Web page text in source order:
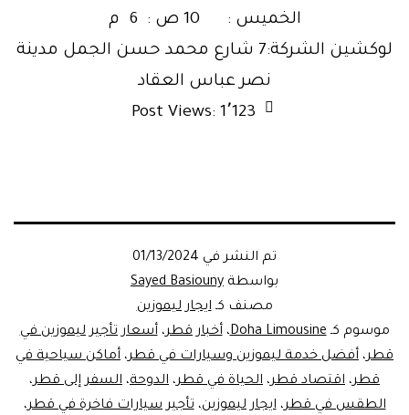
الخميس : 10 ص : 6 م
لوكشين الشركة:7 شارع محمد حسن الجمل مدينة
نصر عباس العقاد
Post Views: 1٬123
تم النشر في 01/13/2024
بواسطة Sayed Basiouny
مصنف كـايجار ليموزين
موسوم كـDoha Limousine،أخبار قطر،أسعار تأجير ليموزين في
قطر، أفضل خدمة ليموزين وسيارات في قطر، أماكن سياحية في
قطر، اقتصاد قطر، الحياة في قطر، الدوحة، السفر إلى قطر،
الطقس في قطر،ايجار ليموزين،تأجير سيارات فاخرة في قطر،